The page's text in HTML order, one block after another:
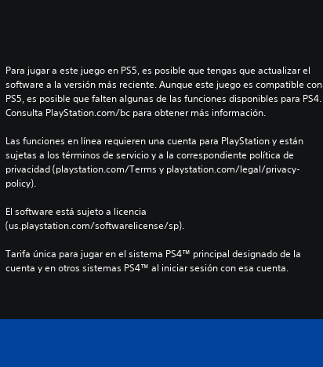
Para jugar a este juego en PS5, es posible que tengas que actualizar el
software a la versión más reciente. Aunque este juego es compatible con
PS5, es posible que falten algunas de las funciones disponibles para PS4.
Consulta PlayStation.com/bc para obtener más información.
Las funciones en línea requieren una cuenta para PlayStation y están
sujetas a los términos de servicio y a la correspondiente política de
privacidad (playstation.com/Terms y playstation.com/legal/privacy-
policy).
El software está sujeto a licencia
(us.playstation.com/softwarelicense/sp).
Tarifa única para jugar en el sistema PS4™ principal designado de la
cuenta y en otros sistemas PS4™ al iniciar sesión con esa cuenta.